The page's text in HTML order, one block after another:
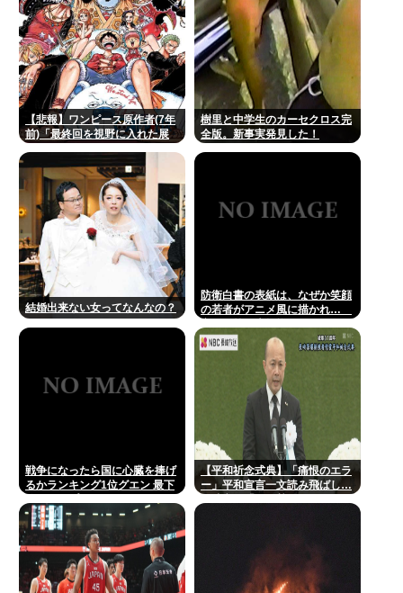
【悲報】ワンピース原作者(7年
前)「最終回を視野に入れた展
樹里と中学生のカーセクロス完
全版。新事実発見した！
結婚出来ない女ってなんなの？
防衛白書の表紙は、なぜか笑顔
の若者がアニメ風に描かれ…
感に戸惑いの声
戦争になったら国に心臓を捧げ
るかランキング1位グエン 最下
【平和祈念式典】「痛恨のエラ
ー」平和宣言一文読み飛ばし…